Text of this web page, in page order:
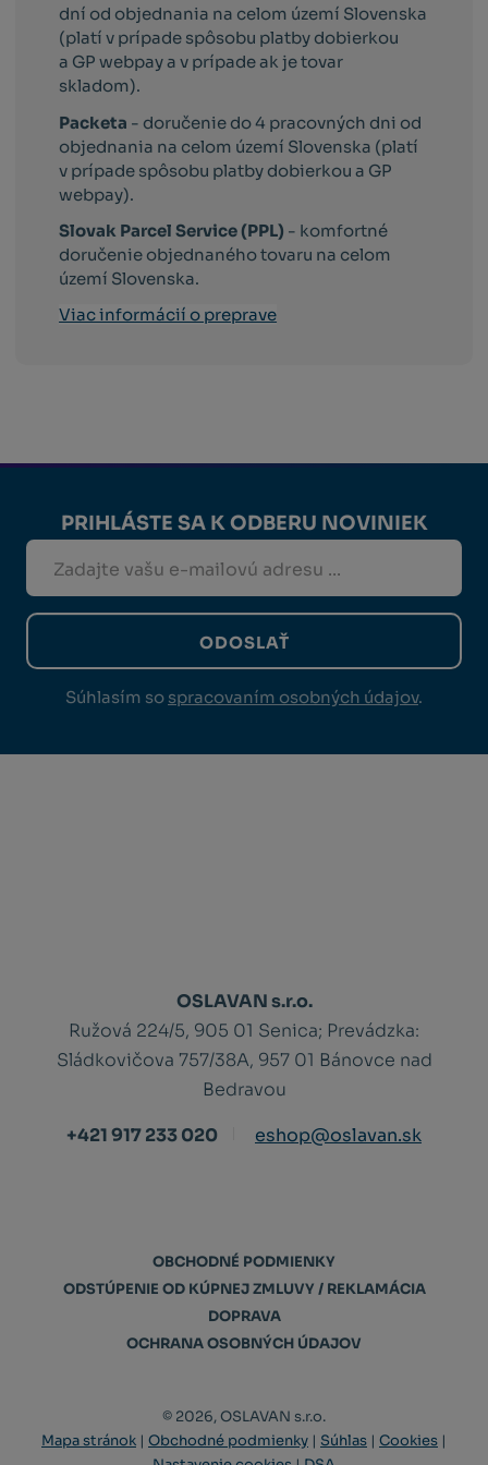
dní od objednania na celom území Slovenska
(platí v prípade spôsobu platby dobierkou
a GP webpay a v prípade ak je tovar
skladom).
Packeta - doručenie do 4 pracovných dni od
objednania na celom území Slovenska (platí
v prípade spôsobu platby dobierkou a GP
webpay).
Slovak Parcel Service (PPL) - komfortné
doručenie objednaného tovaru na celom
území Slovenska.
Viac informácií o preprave
PRIHLÁSTE SA K ODBERU NOVINIEK
ODOSLAŤ
Súhlasím so spracovaním osobných údajov.
OSLAVAN s.r.o.
Ružová 224/5, 905 01 Senica; Prevádzka:
Sládkovičova 757/38A, 957 01 Bánovce nad
Bedravou
+421 917 233 020
eshop@oslavan.sk
OBCHODNÉ PODMIENKY
ODSTÚPENIE OD KÚPNEJ ZMLUVY / REKLAMÁCIA
DOPRAVA
OCHRANA OSOBNÝCH ÚDAJOV
© 2026, OSLAVAN s.r.o.
Mapa stránok | Obchodné podmienky | Súhlas | Cookies |